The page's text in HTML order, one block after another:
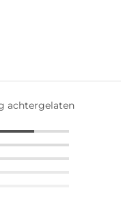
achtergelaten